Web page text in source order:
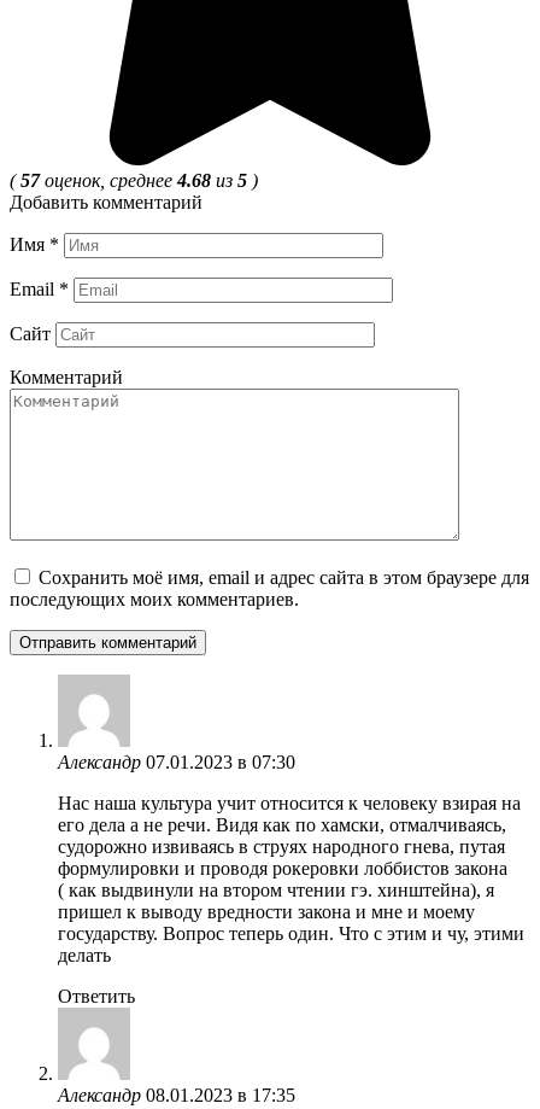
(57оценок, среднее4.68 из 5 )
Добавить комментарий
Имя *
Email *
Сайт
Комментарий
Сохранить моё имя, email и адрес сайта в этом браузере для
последующих моих комментариев.
Александр 07.01.2023 в 07:30
Нас наша культура учит относится к человеку взирая на
его дела а не речи. Видя как по хамски, отмалчиваясь,
судорожно извиваясь в струях народного гнева, путая
формулировки и проводя рокеровки лоббистов закона
( как выдвинули на втором чтении гэ. хинштейна), я
пришел к выводу вредности закона и мне и моему
государству. Вопрос теперь один. Что с этим и чу, этими
делать
Ответить
Александр 08.01.2023 в 17:35